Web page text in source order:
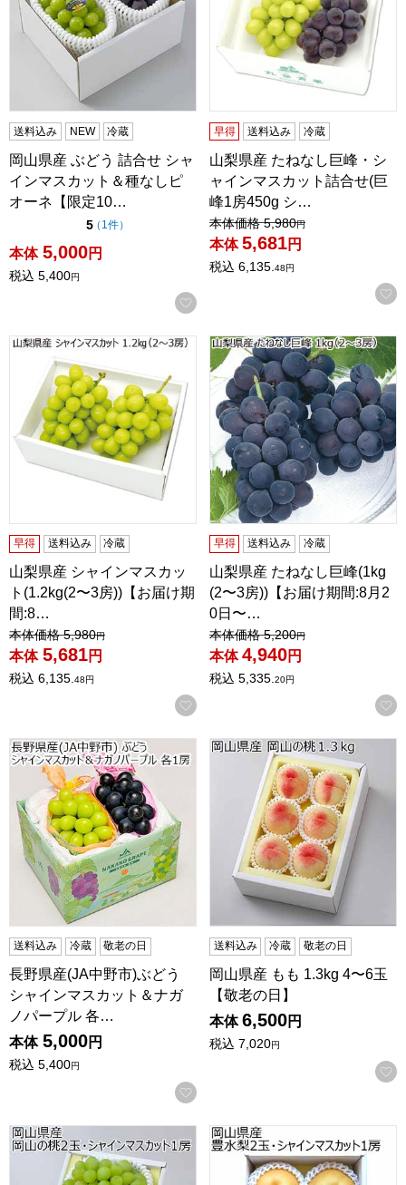
送料込み NEW 冷蔵
岡山県産 ぶどう 詰合せ シャ
インマスカット＆種なしピ
オーネ【限定10…
5点（5点満点中）
（ 1件の評価
）
本体 5,000円
税込 5,400円
お気に入りに登録する
早得 送料込み 冷蔵
山梨県産 たねなし巨峰・シ
ャインマスカット詰合せ(巨
峰1房450g シ…
値引き前の価格：
本体価格 5,980円
本体 5,681円
税込 6,135. 48円
山梨県産 シャインマスカット(1.2kg(2〜3房))【お届け期間
早得 送料込み 冷蔵
山梨県産 シャインマスカッ
ト(1.2kg(2〜3房))【お届け期
間:8…
値引き前の価格：
本体価格 5,980円
本体 5,681円
税込 6,135.48円
お気に入りに登録する
山梨県産 たねなし巨峰
早得 送料込み 冷蔵
山梨県産 たねなし巨峰(1kg
(2〜3房))【お届け期間:8月2
0日〜…
値引き前の価格：
本体価格 5,200円
本体 4,940円
税込 5,335. 20円
長野県産(JA中野市)ぶどう シャインマスカット＆ナガノパ
送料込み 冷蔵 敬老の日
長野県産(JA中野市)ぶどう
シャインマスカット＆ナガ
ノパープル 各…
本体 5,000円
税込 5,400円
お気に入りに登録する
岡山県産 もも 1.3kg 4〜6玉
送料込み 冷蔵 敬老の日
岡山県産 もも 1.3kg 4〜6玉
【敬老の日】
本体 6,500円
税込 7,020円
岡山県産 果物詰合せ 桃 シャインマスカット【敬老の日】
岡山県産 果物詰合せ 梨 シャ